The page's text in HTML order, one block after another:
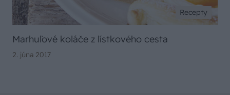
Recepty
Marhuľové koláče z lístkového cesta
2. júna 2017